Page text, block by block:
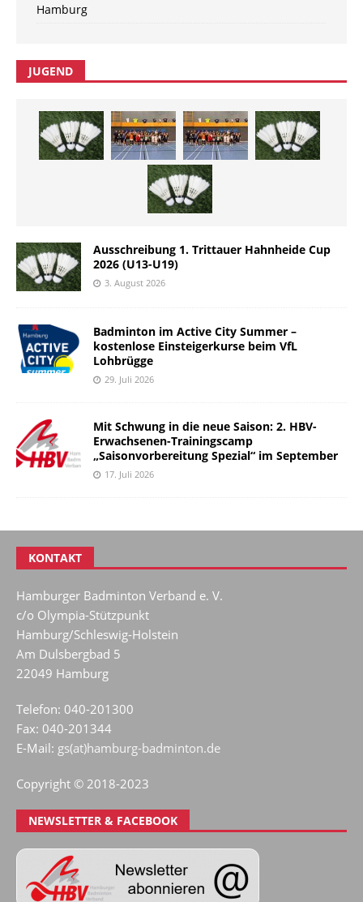
Hamburg
JUGEND
Ausschreibung 1. Trittauer Hahnheide Cup
2026 (U13-U19)
3. August 2026
Badminton im Active City Summer –
kostenlose Einsteigerkurse beim VfL
Lohbrügge
29. Juli 2026
Mit Schwung in die neue Saison: 2. HBV-
Erwachsenen-Trainingscamp
„Saisonvorbereitung Spezial“ im September
17. Juli 2026
KONTAKT
Hamburger Badminton Verband e. V.
c/o Olympia-Stützpunkt
Hamburg/Schleswig-Holstein
Am Dulsbergbad 5
22049 Hamburg
Telefon: 040-201300
Fax: 040-201344
E-Mail: gs(at)hamburg-badminton.de
Copyright © 2018-2023
NEWSLETTER & FACEBOOK